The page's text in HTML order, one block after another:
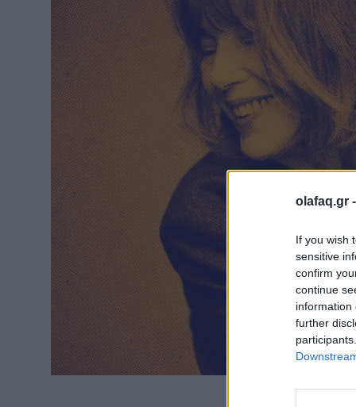
olafaq.gr -
If you wish
sensitive
confirm
continue
information
further